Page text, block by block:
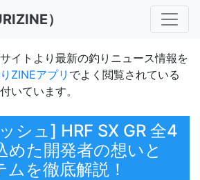
）
イトより最新の釣りニュース情報を
ZINEアプリ でよく閲覧されている
いています。
シュ] HRF SX GR 全4
めた開発者の想いと
を徹底解説！